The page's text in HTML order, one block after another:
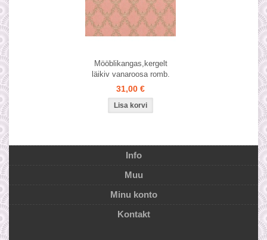
Mööblikangas,kergelt
läikiv vanaroosa romb.
31,00 €
Info
Muu
Minu konto
Kontakt